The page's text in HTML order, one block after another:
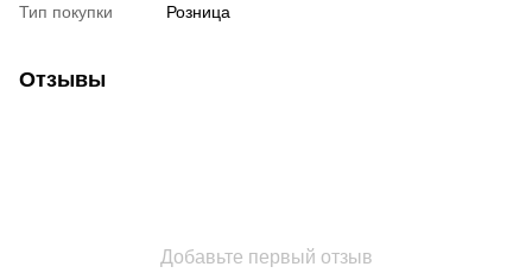
Тип покупки
Розница
Отзывы
Добавьте первый отзыв